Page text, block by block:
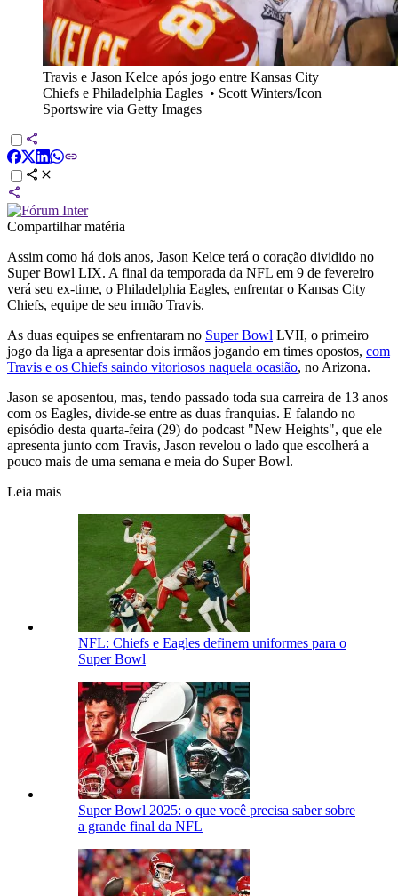
Travis e Jason Kelce após jogo entre Kansas City
Chiefs e Philadelphia Eagles • Scott Winters/Icon
Sportswire via Getty Images
Compartilhar matéria
Assim como há dois anos, Jason Kelce terá o coração dividido no
Super Bowl LIX. A final da temporada da NFL em 9 de fevereiro
verá seu ex-time, o Philadelphia Eagles, enfrentar o Kansas City
Chiefs, equipe de seu irmão Travis.
As duas equipes se enfrentaram no Super Bowl LVII, o primeiro
jogo da liga a apresentar dois irmãos jogando em times opostos, com
Travis e os Chiefs saindo vitoriosos naquela ocasião, no Arizona.
Jason se aposentou, mas, tendo passado toda sua carreira de 13 anos
com os Eagles, divide-se entre as duas franquias. E falando no
episódio desta quarta-feira (29) do podcast "New Heights", que ele
apresenta junto com Travis, Jason revelou o lado que escolherá a
pouco mais de uma semana e meia do Super Bowl.
Leia mais
NFL: Chiefs e Eagles definem uniformes para o
Super Bowl
Super Bowl 2025: o que você precisa saber sobre
a grande final da NFL